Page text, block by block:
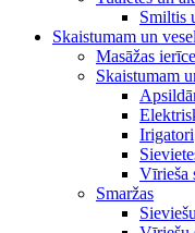
Smiltis
Skaistumam un
Masāžas
Skaistumam
Irigatori
Vīrieša
Smaržas